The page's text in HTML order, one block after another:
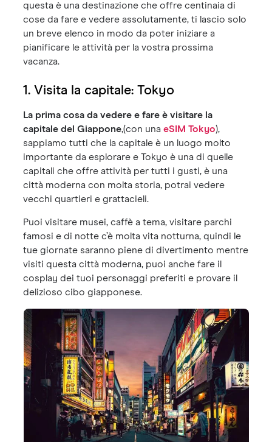
questa è una destinazione che offre centinaia di
cose da fare e vedere assolutamente, ti lascio solo
un breve elenco in modo da poter iniziare a
pianificare le attività per la vostra prossima
vacanza.
1. Visita la capitale: Tokyo
La prima cosa da vedere e fare è visitare la
capitale del Giappone,(con unaeSIM Tokyo),
sappiamo tutti che la capitale è un luogo molto
importante da esplorare e Tokyo è una di quelle
capitali che offre attività per tutti i gusti, è una
città moderna con molta storia, potrai vedere
vecchi quartieri e grattacieli.
Puoi visitare musei, caffè a tema, visitare parchi
famosi e di notte c’è molta vita notturna, quindi le
tue giornate saranno piene di divertimento mentre
visiti questa città moderna, puoi anche fare il
cosplay dei tuoi personaggi preferiti e provare il
delizioso cibo giapponese.